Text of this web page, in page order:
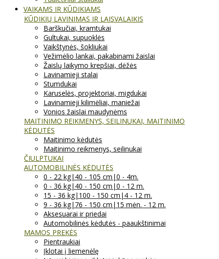
VAIKAMS IR KŪDIKIAMS
KŪDIKIŲ LAVINIMAS IR LAISVALAIKIS
Barškučiai, kramtukai
Gultukai, supuoklės
Vaikštynės, šokliukai
Vežimėlio lankai, pakabinami žaislai
Žaislų laikymo krepšiai, dėžės
Lavinamieji stalai
Stumdukai
Karuselės, projektoriai, migdukai
Lavinamieji kilimėliai, maniežai
Vonios žaislai maudynėms
MAITINIMO REIKMENYS, SEILINUKAI, MAITINIMO
KĖDUTĖS
Maitinimo kėdutės
Maitinimo reikmenys, seilinukai
ČIULPTUKAI
AUTOMOBILINĖS KĖDUTĖS
0 - 22 kg|40 - 105 cm|0 - 4m.
0 - 36 kg|40 - 150 cm|0 - 12 m.
15 - 36 kg|100 - 150 cm|4 - 12 m.
9 - 36 kg|76 - 150 cm|15 mėn. - 12 m.
Aksesuarai ir priedai
Automobilinės kėdutės - paaukštinimai
MAMOS PREKĖS
Pientraukiai
Įklotai į liemenėlę